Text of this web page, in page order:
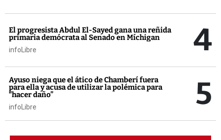
El progresista Abdul El-Sayed gana una reñida
primaria demócrata al Senado en Míchigan
infoLibre 4
Ayuso niega que el ático de Chamberí fuera
para ella y acusa de utilizar la polémica para
“hacer daño”
infoLibre 5